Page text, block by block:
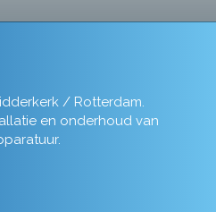
/ Rotterdam.
en onderhoud van